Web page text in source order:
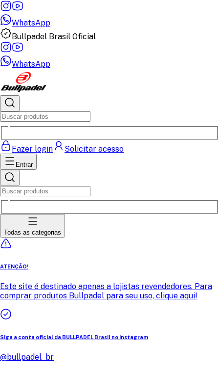
WhatsApp
Bullpadel Brasil Oficial
WhatsApp
Fazer login Solicitar acesso
Entrar
Todas as categorias
ATENÇÃO!
Este site é destinado apenas a lojistas revendedores. Para
comprar produtos Bullpadel para seu uso, clique aqui!
Siga a conta oficial da BULLPADEL Brasil no Instagram
@bullpadel_br